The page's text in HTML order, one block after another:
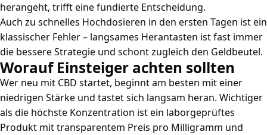
herangeht, trifft eine fundierte Entscheidung.
Auch zu schnelles Hochdosieren in den ersten Tagen ist ein
klassischer Fehler – langsames Herantasten ist fast immer
die bessere Strategie und schont zugleich den Geldbeutel.
Worauf Einsteiger achten sollten
Wer neu mit CBD startet, beginnt am besten mit einer
niedrigen Stärke und tastet sich langsam heran. Wichtiger
als die höchste Konzentration ist ein laborgeprüftes
Produkt mit transparentem Preis pro Milligramm und